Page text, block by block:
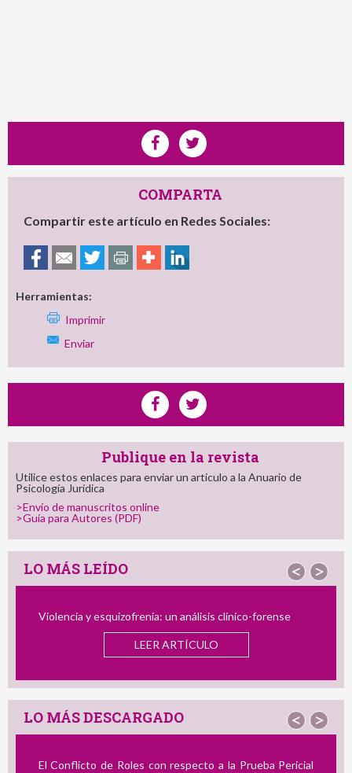
COMPARTA
Compartir este artículo en Redes Sociales:
Herramientas:
Imprimir
Enviar
Publique en la revista
Utilice estos enlaces para enviar un articulo a la Anuario de
Psicología Jurídica
>Envío de manuscritos online
>Guía para Autores (PDF)
LO MÁS LEÍDO < >
Violencia y esquizofrenia: un análisis clínico-forense
LEER ARTÍCULO
LO MÁS DESCARGADO < >
El Conflicto de Roles con respecto a la Prueba Pericial